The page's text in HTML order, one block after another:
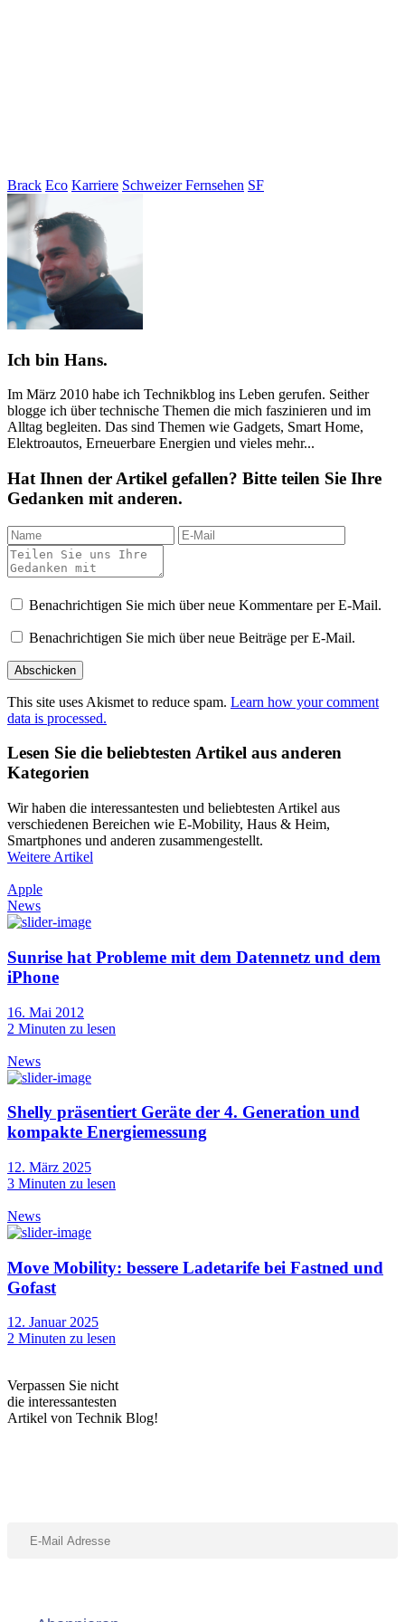
Brack Eco Karriere Schweizer Fernsehen SF
Ich bin Hans.
Im März 2010 habe ich Technikblog ins Leben gerufen. Seither
blogge ich über technische Themen die mich faszinieren und im
Alltag begleiten. Das sind Themen wie Gadgets, Smart Home,
Elektroautos, Erneuerbare Energien und vieles mehr...
Hat Ihnen der Artikel gefallen? Bitte teilen Sie Ihre
Gedanken mit anderen.
Benachrichtigen Sie mich über neue Kommentare per E-Mail.
Benachrichtigen Sie mich über neue Beiträge per E-Mail.
This site uses Akismet to reduce spam. Learn how your comment
data is processed.
Lesen Sie die beliebtesten Artikel aus anderen
Kategorien
Wir haben die interessantesten und beliebtesten Artikel aus
verschiedenen Bereichen wie E-Mobility, Haus & Heim,
Smartphones und anderen zusammengestellt.
Weitere Artikel
Apple
News
Sunrise hat Probleme mit dem Datennetz und dem
iPhone
16. Mai 2012
2 Minuten zu lesen
News
Shelly präsentiert Geräte der 4. Generation und
kompakte Energiemessung
12. März 2025
3 Minuten zu lesen
News
Move Mobility: bessere Ladetarife bei Fastned und
Gofast
12. Januar 2025
2 Minuten zu lesen
Verpassen Sie nicht
die interessantesten
Artikel von Technik Blog!